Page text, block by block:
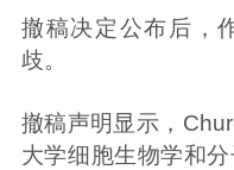
撤稿决定公布后，
歧。
撤稿声明显示，
大学细胞生物学和